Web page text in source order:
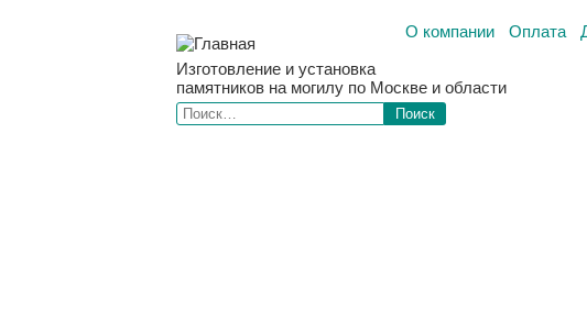
О компании Оплата
Изготовление и установка
памятников на могилу по Москве и области